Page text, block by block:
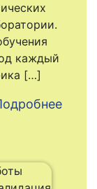
каждый
[…]